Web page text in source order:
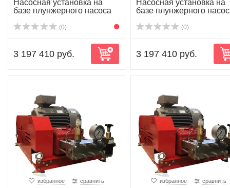
Насосная установка на
базе плунжерного насоса
(0)
3 197 410 руб.
Насосная установка на
базе плунжерного
(0)
3 197 410 руб.
избранное сравнить избранное сравнить